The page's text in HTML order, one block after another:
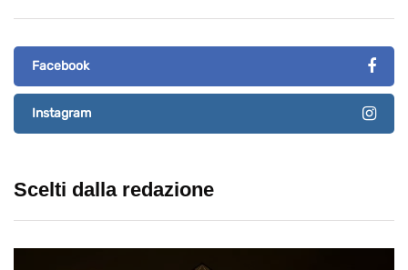
Facebook
Instagram
Scelti dalla redazione